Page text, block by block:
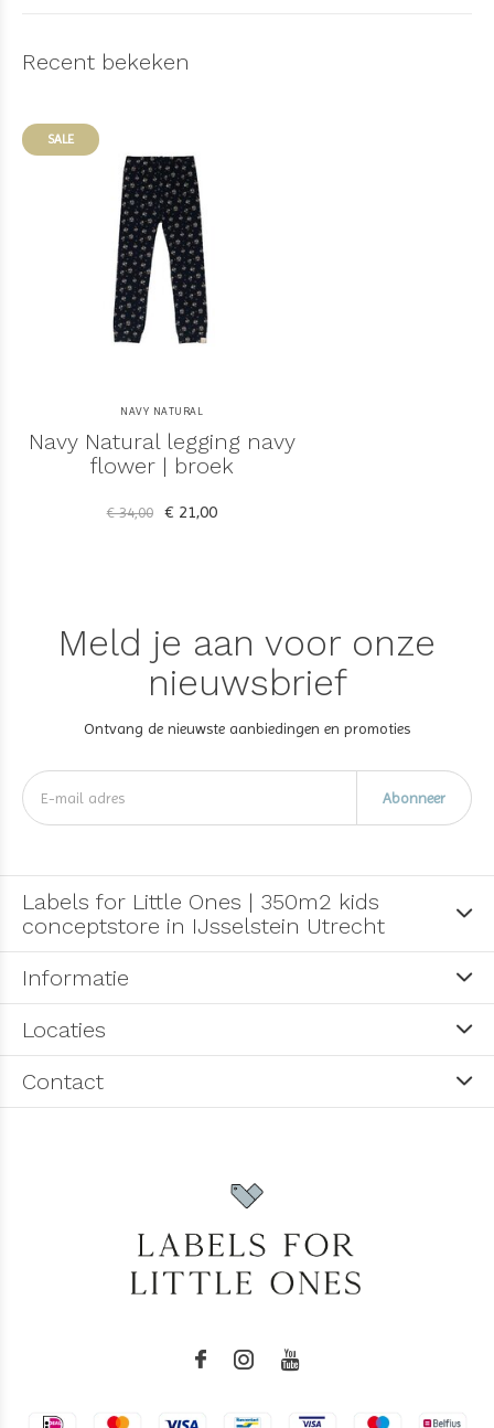
Recent bekeken
SALE
NAVY NATURAL
Navy Natural legging navy
flower | broek
€ 34,00 € 21,00
Meld je aan voor onze
nieuwsbrief
Ontvang de nieuwste aanbiedingen en promoties
Abonneer
Labels for Little Ones | 350m2 kids
conceptstore in IJsselstein Utrecht
Informatie
Locaties
Contact